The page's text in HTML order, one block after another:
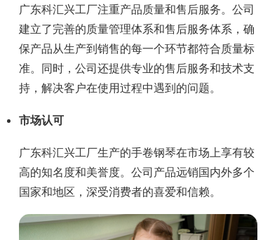
广东科汇兴工厂注重产品质量和售后服务。公司
建立了完善的质量管理体系和售后服务体系，确
保产品从生产到销售的每一个环节都符合质量标
准。同时，公司还提供专业的售后服务和技术支
持，解决客户在使用过程中遇到的问题。
市场认可
广东科汇兴工厂生产的手卷钢琴在市场上享有较
高的知名度和美誉度。公司产品远销国内外多个
国家和地区，深受消费者的喜爱和信赖。